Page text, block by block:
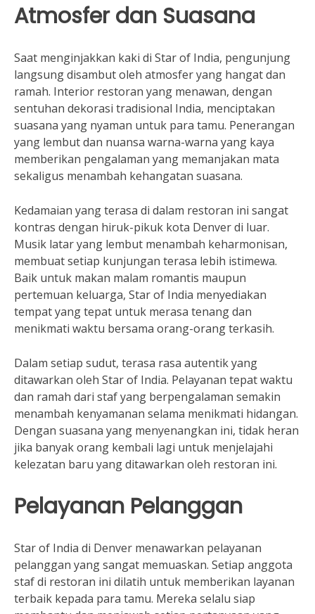
Atmosfer dan Suasana
Saat menginjakkan kaki di Star of India, pengunjung
langsung disambut oleh atmosfer yang hangat dan
ramah. Interior restoran yang menawan, dengan
sentuhan dekorasi tradisional India, menciptakan
suasana yang nyaman untuk para tamu. Penerangan
yang lembut dan nuansa warna-warna yang kaya
memberikan pengalaman yang memanjakan mata
sekaligus menambah kehangatan suasana.
Kedamaian yang terasa di dalam restoran ini sangat
kontras dengan hiruk-pikuk kota Denver di luar.
Musik latar yang lembut menambah keharmonisan,
membuat setiap kunjungan terasa lebih istimewa.
Baik untuk makan malam romantis maupun
pertemuan keluarga, Star of India menyediakan
tempat yang tepat untuk merasa tenang dan
menikmati waktu bersama orang-orang terkasih.
Dalam setiap sudut, terasa rasa autentik yang
ditawarkan oleh Star of India. Pelayanan tepat waktu
dan ramah dari staf yang berpengalaman semakin
menambah kenyamanan selama menikmati hidangan.
Dengan suasana yang menyenangkan ini, tidak heran
jika banyak orang kembali lagi untuk menjelajahi
kelezatan baru yang ditawarkan oleh restoran ini.
Pelayanan Pelanggan
Star of India di Denver menawarkan pelayanan
pelanggan yang sangat memuaskan. Setiap anggota
staf di restoran ini dilatih untuk memberikan layanan
terbaik kepada para tamu. Mereka selalu siap